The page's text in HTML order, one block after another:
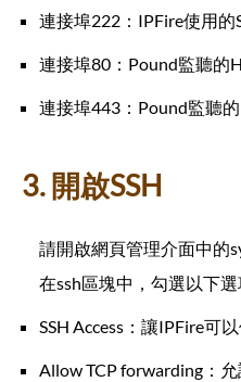
連接埠222：IPFire使用的
連接埠80：Pound監聽的
連接埠443：Pound監聽的
3. 開啟SSH
請開啟網頁管理介面中的
在ssh區塊中，勾選以下選
SSH Access：讓IPFire可以
Allow TCP forwarding：允